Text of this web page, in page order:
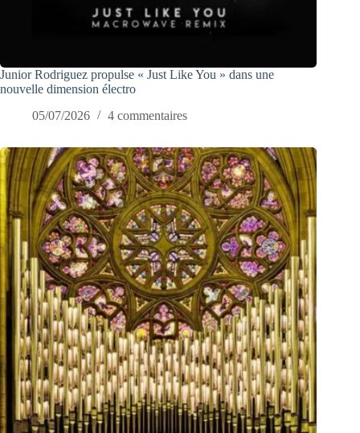
Junior Rodriguez propulse « Just Like You » dans une
nouvelle dimension électro
05/07/2026
4 commentaires